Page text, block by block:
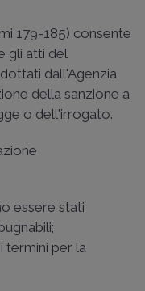
179-185) consente
gli atti del
dall'Agenzia
della sanzione a
o dell'irrogato.
essere stati
termini per la